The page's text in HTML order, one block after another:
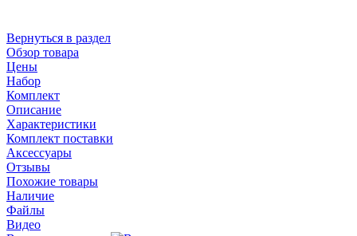
Вернуться в раздел
Обзор товара
Цены
Набор
Комплект
Описание
Характеристики
Комплект поставки
Аксессуары
Отзывы
Похожие товары
Наличие
Файлы
Видео